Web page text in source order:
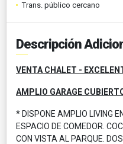
Trans. público cercano
Descripción
VENTA CHALET -
AMPLIO GARAGE
* DISPONE AMPLIO LIVING
ESPACIO DE COMEDOR.
CON VISTA AL PARQUE.